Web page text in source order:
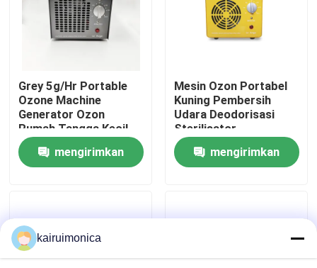
Tentang kami
Tur Pabrik
Kontrol kualitas
Hubungi kami
Berita
Permintaan Penawaran
Grey 5g/Hr Portable
Ozone Machine
Generator Ozon
Rumah Tangga Kecil
mengirimkan
Mesin Ozon Portabel
Kuning Pembersih
Udara Deodorisasi
Sterilisator
mengirimkan
kairuimonica